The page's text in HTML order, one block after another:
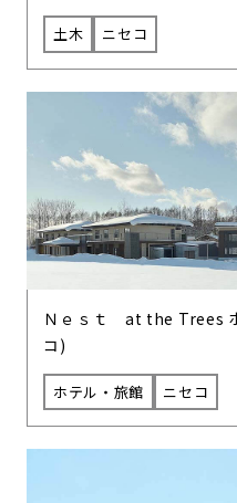
土木 ニセコ
Ｎｅｓｔ at the Trees
コ)
ホテル・旅館 ニセコ